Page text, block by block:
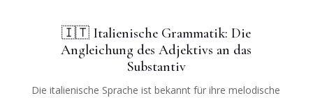
🇮🇹 Italienische Grammatik: Die
Angleichung des Adjektivs an das
Substantiv
Die italienische Sprache ist bekannt für ihre melodische